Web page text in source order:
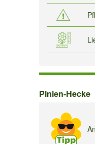
Pinien-
Pinien-Hecke